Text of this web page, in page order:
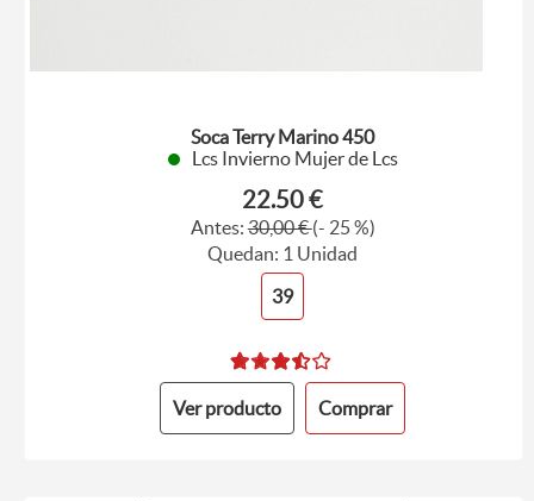
Soca Terry Marino 450
Lcs Invierno Mujer de Lcs
22.50 €
Antes:30,00 €(- 25 %)
Quedan: 1 Unidad
39
Ver producto Comprar